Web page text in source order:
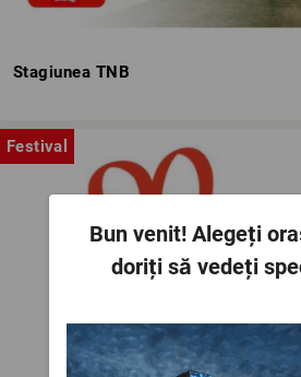
Stagiunea TNB
Festival
Bun venit!Alegeți
doriți să vedeți